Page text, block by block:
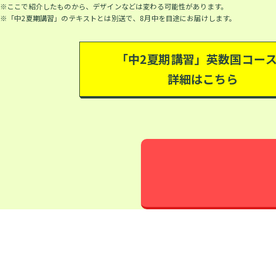
※ここで紹介したものから、デザインなどは変わる可能性があります。
※「中2夏期講習」のテキストとは別送で、8月中を目途にお届けします。
「中2夏期講習」英数国コー
詳細はこちら